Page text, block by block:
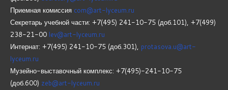
Приемная комиссия com@art-lyceum.ru
Секретарь учебной части: +7(495) 241-10-75 (доб.101), +7(499)
238-21-00 lev@art-lyceum.ru
Интернат: +7(495) 241-10-75 (доб.301), protasova.u@art-
lyceum.ru
Музейно-выставочный комплекс: +7(495)-241-10-75
(доб.600) zeb@art-lyceum.ru